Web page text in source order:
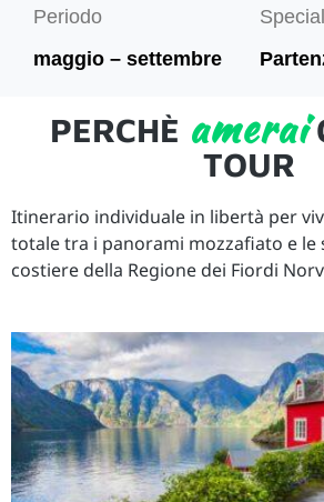
Periodo
maggio – settembre
PERCHÈ amerai
TOUR
Itinerario individuale in libertà per
totale tra i panorami mozzafiato e le
costiere della Regione dei Fiordi